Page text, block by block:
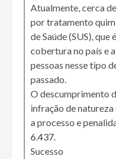
Atualmente, cerca
por tratamento
de Saúde (SUS),
cobertura no país e
pessoas nesse tipo
passado.
O descumprimento
infração de
a processo e
6.437.
Sucesso